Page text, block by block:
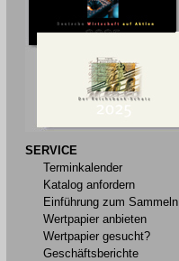
SERVICE
Terminkalender
Katalog anfordern
Einführung zum Sammeln
Wertpapier anbieten
Wertpapier gesucht?
Geschäftsberichte